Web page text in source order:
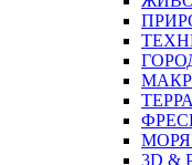
3D